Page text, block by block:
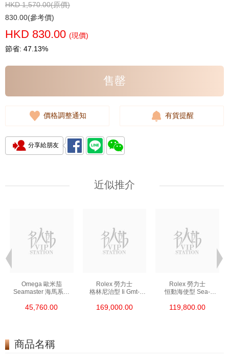
HKD 1,570.00(原價)
830.00(參考價)
HKD 830.00 (現價)
節省: 47.13%
售罄
價格調整通知 有貨提醒
分享給朋友
近似推介
Omega 歐米茄
Seamaster 海馬系列
精鋼 Nekton Edition
45,760.00
Rolex 勞力士
格林尼治型 Ii Gmt-
0002 18kt玫瑰金/鋼
169,000.00
Rolex 勞力士
恒動海使型 Sea-
精鋼 單紅
119,800.00
商品名稱